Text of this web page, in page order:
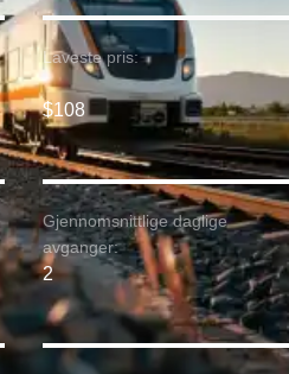
Laveste pris:
$108
Gjennomsnittlige daglige
avganger:
2